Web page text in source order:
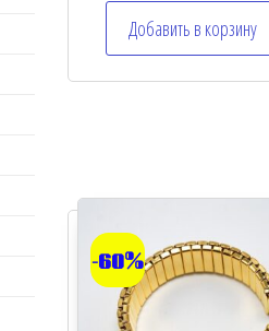
d
o
u
Добавить в корзину
-60%